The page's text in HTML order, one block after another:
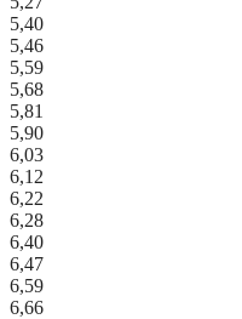
5,40
5,46
5,59
5,68
5,81
5,90
6,03
6,12
6,22
6,28
6,40
6,47
6,59
6,66